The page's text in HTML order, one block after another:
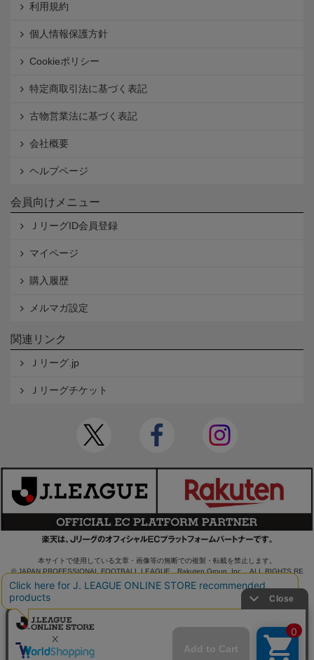
利用規約
個人情報保護方針
Cookieポリシー
特定商取引法に基づく表記
古物営業法に基づく表記
会社概要
ヘルプページ
会員向けメニュー
ＪリーグID会員登録
マイページ
購入履歴
メルマガ設定
関連リンク
Ｊリーグ.jp
Ｊリーグチケット
本サイトで使用している文章・画像等の無断での複製・転載を禁止します。
© JAPAN PROFESSIONAL FOOTBALL LEAGUE Rakuten Group, Inc. ALL RIGHTS RE
SERVED.